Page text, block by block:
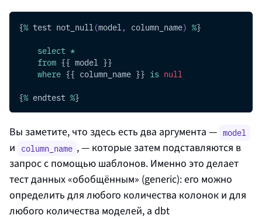
{% test not_null(model, column_name) %}
select *
from {{ model }}
where {{ column_name }} is null
{% endtest %}
Вы заметите, что здесь есть два аргумента — model
и column_name , — которые затем подставляются в
запрос с помощью шаблонов. Именно это делает
тест данных «обобщённым» (generic): его можно
определить для любого количества колонок и для
любого количества моделей, а dbt